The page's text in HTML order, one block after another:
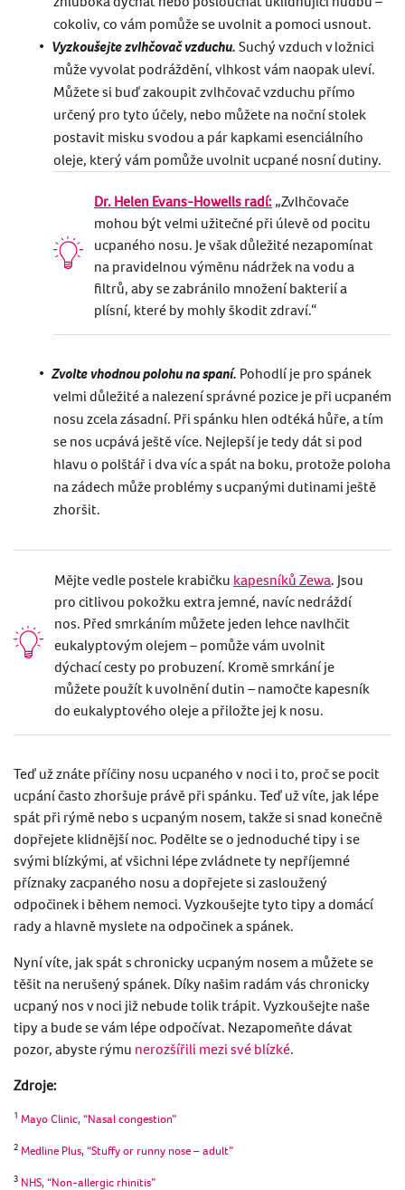
cokoliv, co vám pomůže se uvolnit a pomoci usnout.
Vyzkoušejte zvlhčovač vzduchu. Suchý vzduch v ložnici
může vyvolat podráždění, vlhkost vám naopak uleví.
Můžete si buď zakoupit zvlhčovač vzduchu přímo
určený pro tyto účely, nebo můžete na noční stolek
postavit misku s vodou a pár kapkami esenciálního
oleje, který vám pomůže uvolnit ucpané nosní dutiny.
Dr. Helen Evans-Howells radí: „Zvlhčovače
mohou být velmi užitečné při úlevě od pocitu
ucpaného nosu. Je však důležité nezapomínat
na pravidelnou výměnu nádržek na vodu a
filtrů, aby se zabránilo množení bakterií a
plísní, které by mohly škodit zdraví.“
Zvolte vhodnou polohu na spaní. Pohodlí je pro spánek
velmi důležité a nalezení správné pozice je při ucpaném
nosu zcela zásadní. Při spánku hlen odtéká hůře, a tím
se nos ucpává ještě více. Nejlepší je tedy dát si pod
hlavu o polštář i dva víc a spát na boku, protože poloha
na zádech může problémy s ucpanými dutinami ještě
zhoršit.
Mějte vedle postele krabičku kapesníků Zewa. Jsou
pro citlivou pokožku extra jemné, navíc nedráždí
nos. Před smrkáním můžete jeden lehce navlhčit
eukalyptovým olejem – pomůže vám uvolnit
dýchací cesty po probuzení. Kromě smrkání je
můžete použít k uvolnění dutin – namočte kapesník
do eukalyptového oleje a přiložte jej k nosu.
Teď už znáte příčiny nosu ucpaného v noci i to, proč se pocit
ucpání často zhoršuje právě při spánku. Teď už víte, jak lépe
spát při rýmě nebo s ucpaným nosem, takže si snad konečně
dopřejete klidnější noc. Podělte se o jednoduché tipy i se
svými blízkými, ať všichni lépe zvládnete ty nepříjemné
příznaky zacpaného nosu a dopřejete si zasloužený
odpočinek i během nemoci. Vyzkoušejte tyto tipy a domácí
rady a hlavně myslete na odpočinek a spánek.
Nyní víte, jak spát s chronicky ucpaným nosem a můžete se
těšit na nerušený spánek. Díky našim radám vás chronicky
ucpaný nos v noci již nebude tolik trápit. Vyzkoušejte naše
tipy a bude se vám lépe odpočívat. Nezapomeňte dávat
pozor, abyste rýmu nerozšířili mezi své blízké.
Zdroje:
1 Mayo Clinic, “Nasal congestion”
2 Medline Plus, “Stuffy or runny nose – adult”
3 NHS, “Non-allergic rhinitis”